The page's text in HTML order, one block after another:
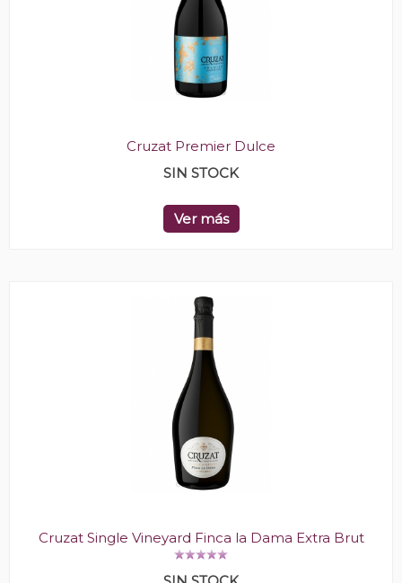
Cruzat Premier Dulce
SIN STOCK
Ver más
Cruzat Single Vineyard Finca la Dama Extra Brut